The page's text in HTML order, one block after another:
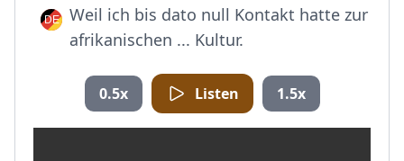
Weil ich bis dato null Kontakt hatte zur
afrikanischen ... Kultur.
0.5x Listen 1.5x